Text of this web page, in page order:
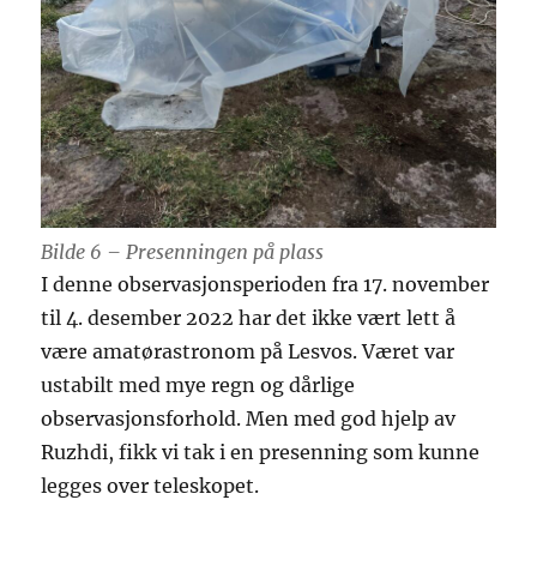
Bilde 6 – Presenningen på plass
I denne observasjonsperioden fra 17. november
til 4. desember 2022 har det ikke vært lett å
være amatørastronom på Lesvos. Været var
ustabilt med mye regn og dårlige
observasjonsforhold. Men med god hjelp av
Ruzhdi, fikk vi tak i en presenning som kunne
legges over teleskopet.